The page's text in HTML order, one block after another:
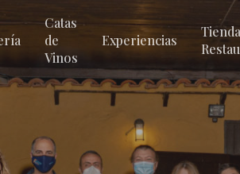
Catas
de
Vinos
Experiencias